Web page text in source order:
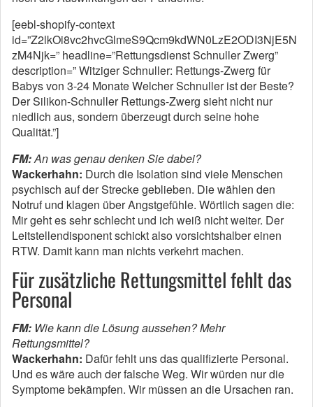
[eebl-shopify-context
id=”Z2lkOi8vc2hvcGlmeS9Qcm9kdWN0LzE2ODI3NjE5N
zM4Njk=” headline=”Rettungsdienst Schnuller Zwerg”
description=” Witziger Schnuller: Rettungs-Zwerg für
Babys von 3-24 Monate Welcher Schnuller ist der Beste?
Der Silikon-Schnuller Rettungs-Zwerg sieht nicht nur
niedlich aus, sondern überzeugt durch seine hohe
Qualität.”]
FM:An was genau denken Sie dabei?
Wackerhahn: Durch die Isolation sind viele Menschen
psychisch auf der Strecke geblieben. Die wählen den
Notruf und klagen über Angstgefühle. Wörtlich sagen die:
Mir geht es sehr schlecht und ich weiß nicht weiter. Der
Leitstellendisponent schickt also vorsichtshalber einen
RTW. Damit kann man nichts verkehrt machen.
Für zusätzliche Rettungsmittel fehlt das
Personal
FM: Wie kann die Lösung aussehen? Mehr
Rettungsmittel?
Wackerhahn: Dafür fehlt uns das qualifizierte Personal.
Und es wäre auch der falsche Weg. Wir würden nur die
Symptome bekämpfen. Wir müssen an die Ursachen ran.